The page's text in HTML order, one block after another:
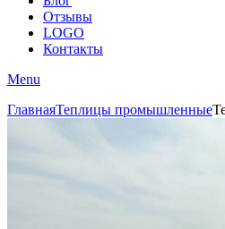
Отзывы
LOGO
Контакты
Menu
ГлавнаяТеплицы промышленные